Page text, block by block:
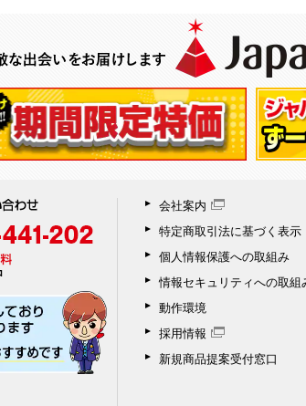
会社案内
特定商取引法に基づく表示
個人情報保護への取組み
情報セキュリティへの取組
動作環境
採用情報
新規商品提案受付窓口